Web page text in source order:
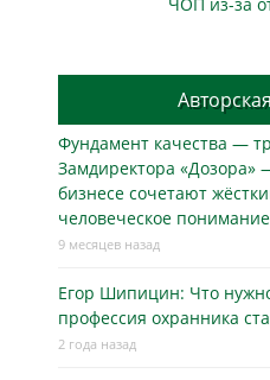
Фундамент качества —
Замдиректора «Дозора»
бизнесe сочетают
человеческое понимание
9 месяцев назад
Егор Шипицин: Что
профессия охранника
2 года назад